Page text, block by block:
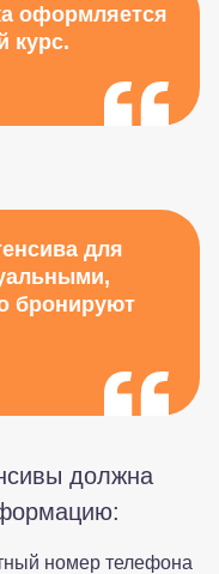
оформляется
курс.
для
бронируют
должна
номер телефона